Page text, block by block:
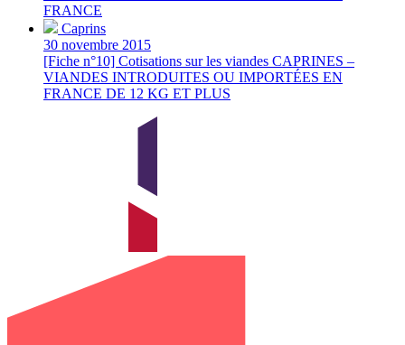
FRANCE
Caprins
30 novembre 2015
[Fiche n°10] Cotisations sur les viandes CAPRINES –
VIANDES INTRODUITES OU IMPORTÉES EN
FRANCE DE 12 KG ET PLUS